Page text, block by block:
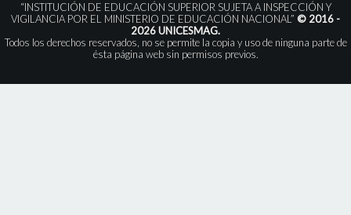
“INSTITUCIÓN DE EDUCACIÓN SUPERIOR SUJETA A INSPECCIÓN Y
VIGILANCIA POR EL MINISTERIO DE EDUCACIÓN NACIONAL” © 2016 -
2026 UNICESMAG.
Todos los derechos reservados, no se permite la copia y uso de ninguna parte de
ésta página web sin permisos previos.